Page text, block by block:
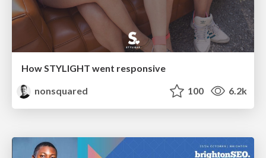
How STYLIGHT went responsive
nonsquared
100 6.2k